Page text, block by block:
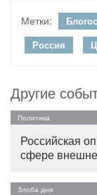
Метки:
Россия
Другие
Политика
Российская
сфере
Злоба дня